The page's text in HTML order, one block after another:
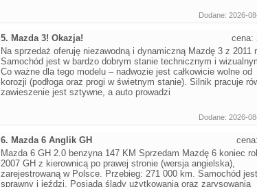
Dodane: 2026-
5. Mazda 3! Okazja!
Na sprzedaż oferuję niezawodną i dynamiczną Mazdę 3 z 2011
Samochód jest w bardzo dobrym stanie technicznym i
Co ważne dla tego modelu – nadwozie jest całkowicie wolne od
korozji (podłoga oraz progi w świetnym stanie). Silnik pracuje
zawieszenie jest sztywne, a auto prowadzi
cena:
Dodane: 2026-
6. Mazda 6 Anglik GH
Mazda 6 GH 2.0 benzyna 147 KM Sprzedam Mazdę 6 koniec
2007 GH z kierownicą po prawej stronie (wersja angielska),
zarejestrowaną w Polsce. Przebieg: 271 000 km. Samochód jest
sprawny i jeździ. Posiada ślady użytkowania oraz zarysowania
cena: